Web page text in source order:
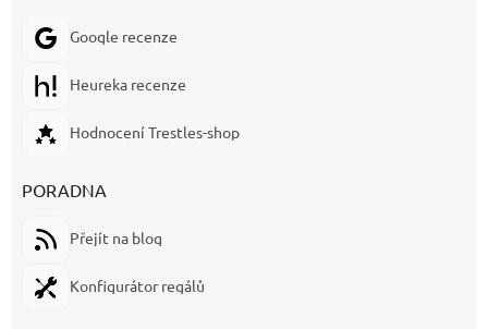
Google recenze
Heureka recenze
Hodnocení Trestles-shop
PORADNA
Přejít na blog
Konfigurátor regálů